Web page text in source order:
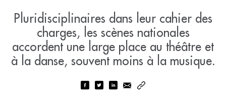
Pluridisciplinaires dans leur cahier des
charges, les scènes nationales
accordent une large place au théâtre et
à la danse, souvent moins à la musique.